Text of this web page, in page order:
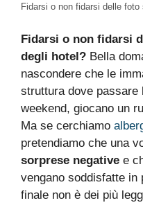
Fidarsi o non fidarsi delle
Fidarsi o non fidarsi
degli hotel? Bella
nascondere che le
struttura dove passare
weekend, giocano un
Ma se cerchiamo
pretendiamo che una
sorprese negative e
vengano soddisfatte
finale non è dei più